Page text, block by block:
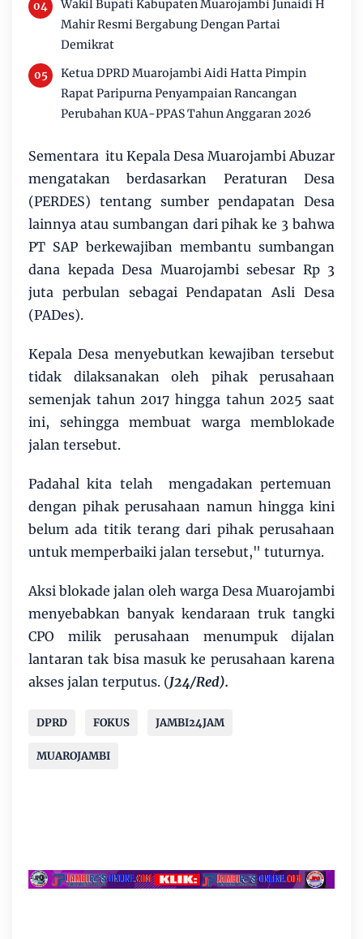
Wakil Bupati Kabupaten Muarojambi Junaidi H
Mahir Resmi Bergabung Dengan Partai
Demikrat
Ketua DPRD Muarojambi Aidi Hatta Pimpin
Rapat Paripurna Penyampaian Rancangan
Perubahan KUA-PPAS Tahun Anggaran 2026
Sementara itu Kepala Desa Muarojambi Abuzar
mengatakan berdasarkan Peraturan Desa
(PERDES) tentang sumber pendapatan Desa
lainnya atau sumbangan dari pihak ke 3 bahwa
PT SAP berkewajiban membantu sumbangan
dana kepada Desa Muarojambi sebesar Rp 3
juta perbulan sebagai Pendapatan Asli Desa
(PADes).
Kepala Desa menyebutkan kewajiban tersebut
tidak dilaksanakan oleh pihak perusahaan
semenjak tahun 2017 hingga tahun 2025 saat
ini, sehingga membuat warga memblokade
jalan tersebut.
Padahal kita telah mengadakan pertemuan
dengan pihak perusahaan namun hingga kini
belum ada titik terang dari pihak perusahaan
untuk memperbaiki jalan tersebut," tuturnya.
Aksi blokade jalan oleh warga Desa Muarojambi
menyebabkan banyak kendaraan truk tangki
CPO milik perusahaan menumpuk dijalan
lantaran tak bisa masuk ke perusahaan karena
akses jalan terputus. (J24/Red).
DPRD FOKUS JAMBI24JAM
MUAROJAMBI